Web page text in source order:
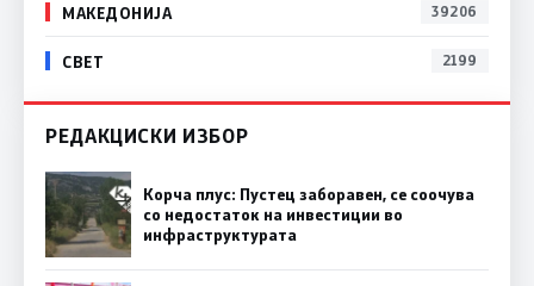
МАКЕДОНИЈА 39206
СВЕТ 2199
РЕДАКЦИСКИ ИЗБОР
Корча плус: Пустец заборавен, се соочува
со недостаток на инвестиции во
инфраструктурата